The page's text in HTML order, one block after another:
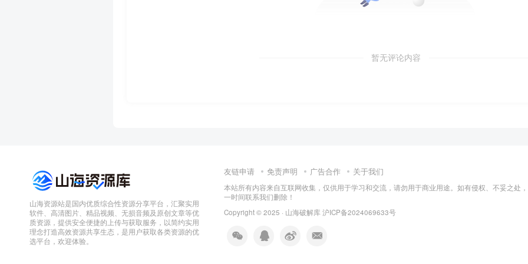
暂无评论内容
山海资源站是国内优质综合性资源分享平台，汇聚实用
软件、高清图片、精品视频、无损音频及原创文章等优
质资源，提供安全便捷的上传与获取服务，以简约实用
理念打造高效资源共享生态，是用户获取各类资源的优
选平台，欢迎体验。
友链申请 免责声明 广告合作 关于我们
本站所有内容来自互联网收集，仅供用于学习和交流，请勿用于商业用途。如有侵权、不妥之处
一时间联系我们删除！
Copyright © 2025 · 山海破解库沪ICP备2024069633号